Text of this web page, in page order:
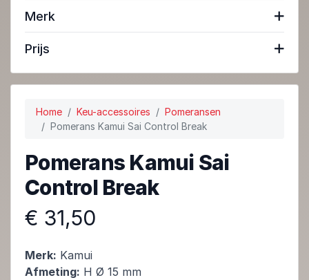
Merk
Prijs
Home Keu-accessoires
Pomeransen
Pomerans Kamui Sai Control Break
Pomerans Kamui Sai
Control Break
€ 31,50
Merk: Kamui
Afmeting: H Ø 15 mm